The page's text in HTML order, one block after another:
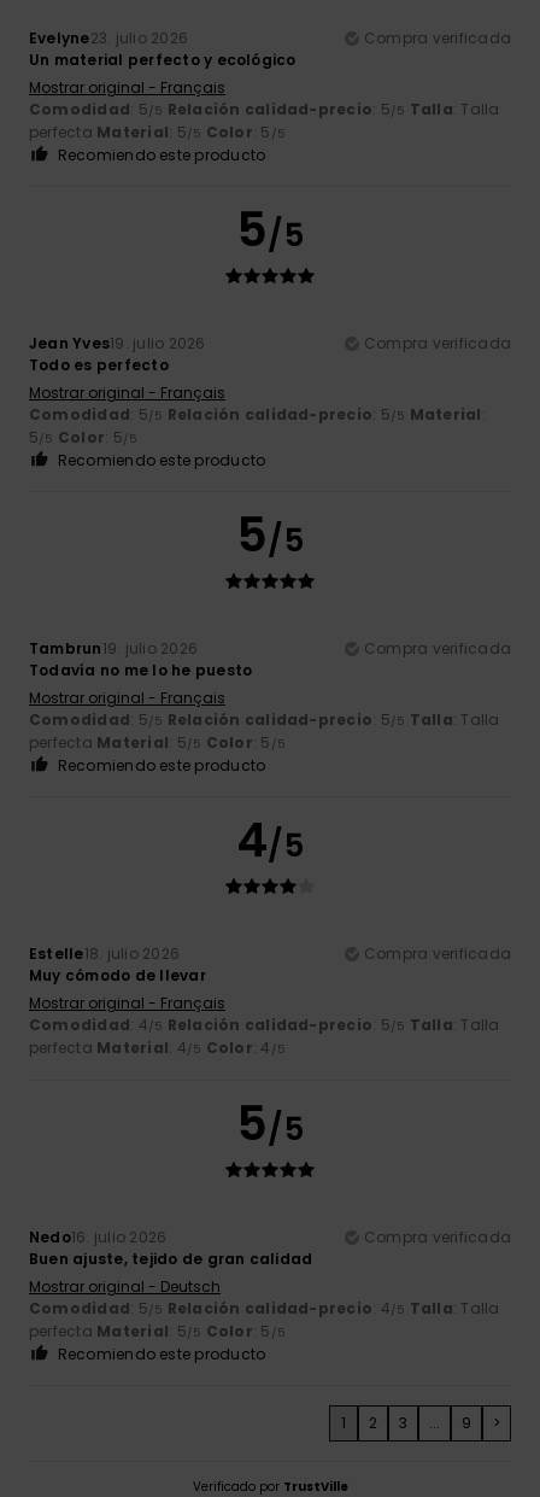
Evelyne23. julio 2026
Compra verificada
Un material perfecto y ecológico
Mostrar original - Français
Comodidad: 5/5 Relación calidad-precio: 5/5 Talla: Talla
perfecta Material: 5/5 Color: 5 /5
Recomiendo este producto
5/5
Jean Yves19. julio 2026
Compra verificada
Todo es perfecto
Mostrar original - Français
Comodidad: 5/5 Relación calidad-precio: 5/5 Material:
5/5 Color: 5/5
Recomiendo este producto
5/5
Tambrun19. julio 2026
Compra verificada
Todavía no me lo he puesto
Mostrar original - Français
Comodidad: 5/5 Relación calidad-precio: 5/5 Talla: Talla
perfecta Material: 5/5 Color: 5 /5
Recomiendo este producto
4/5
Estelle18. julio 2026
Compra verificada
Muy cómodo de llevar
Mostrar original - Français
Comodidad: 4/5 Relación calidad-precio: 5/5 Talla: Talla
perfecta Material: 4/5 Color: 4 /5
5/5
Nedo16. julio 2026
Compra verificada
Buen ajuste, tejido de gran calidad
Mostrar original - Deutsch
Comodidad: 5/5 Relación calidad-precio: 4/5 Talla: Talla
perfecta Material: 5/5 Color: 5 /5
Recomiendo este producto
1 2 3 ... 9 >
Verificado por TrustVille